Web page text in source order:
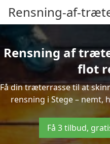
Rensning-af-
Rensning af
flot
Få din træterrasse til at
rensning i Stege – nemt,
Få 3 tilbud,